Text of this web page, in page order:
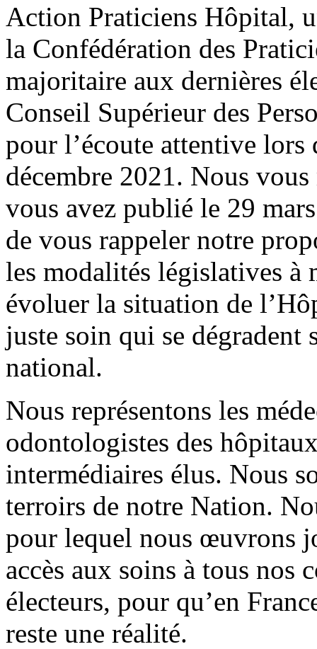
Action Praticiens Hôpital,
la Confédération des
majoritaire aux dernières
Conseil Supérieur des
pour l’écoute attentive
décembre 2021. Nous
vous avez publié le 29
de vous rappeler notre
les modalités législatives
évoluer la situation de
juste soin qui se dégradent
national.
Nous représentons les
odontologistes des
intermédiaires élus. Nous
terroirs de notre Nation.
pour lequel nous œuvrons
accès aux soins à tous nos
électeurs, pour qu’en
reste une réalité.